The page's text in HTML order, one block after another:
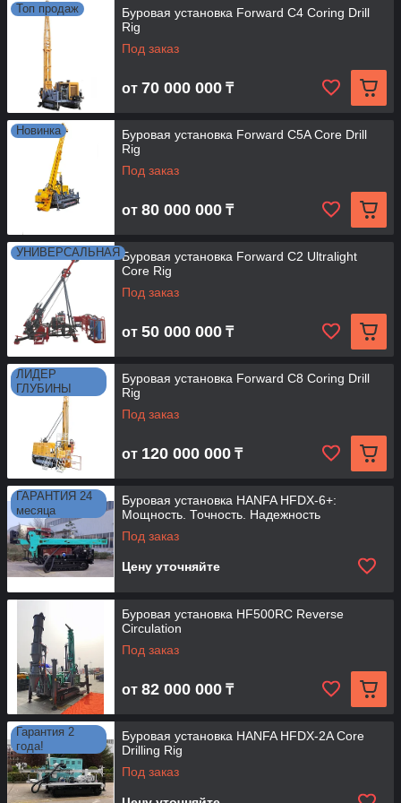
Топ продаж
Буровая установка Forward C4 Coring Drill
Rig
Под заказ
от 70 000 000 ₸
Новинка
Буровая установка Forward C5A Core Drill
Rig
Под заказ
от 80 000 000 ₸
УНИВЕРСАЛЬНАЯ Буровая установка Forward C2 Ultralight
Core Rig
Под заказ
от 50 000 000 ₸
ЛИДЕР
ГЛУБИНЫ
Буровая установка Forward C8 Coring Drill
Rig
Под заказ
от 120 000 000 ₸
ГАРАНТИЯ 24
месяца
Буровая установка HANFA HFDX-6+:
Мощность. Точность. Надежность
Под заказ
Цену уточняйте
Буровая установка HF500RC Reverse
Circulation
Под заказ
от 82 000 000 ₸
Гарантия 2
года!
Буровая установка HANFA HFDX-2A Core
Drilling Rig
Под заказ